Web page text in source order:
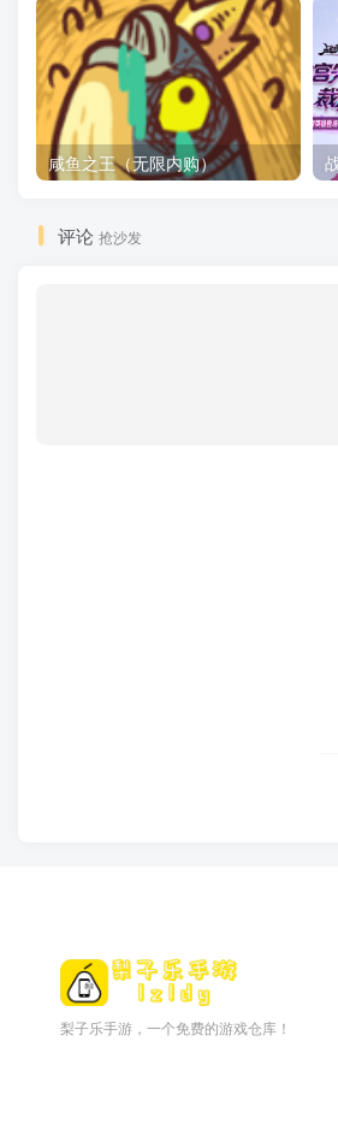
咸鱼之王（无限内购）
评论 抢沙发
梨子乐手游，一个免费的游戏仓库！